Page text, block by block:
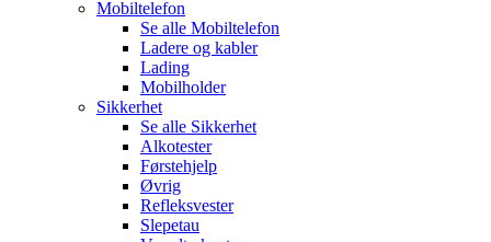
Mobiltelefon
Se alle Mobiltelefon
Ladere og kabler
Lading
Mobilholder
Sikkerhet
Se alle Sikkerhet
Alkotester
Førstehjelp
Øvrig
Refleksvester
Slepetau